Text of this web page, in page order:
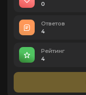
0
Ответов
4
Рейтинг
4